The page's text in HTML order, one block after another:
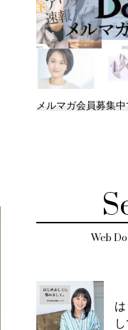
メルマガ会員募集中
Web
し